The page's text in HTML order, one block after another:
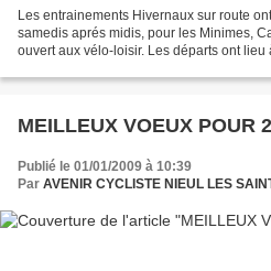
Les entrainements Hivernaux sur route
samedis aprés midis, pour les Minimes,
ouvert aux vélo-loisir. Les départs ont
MEILLEUX VOEUX POUR
Publié le 01/01/2009 à 10:39
Par AVENIR CYCLISTE NIEUL LES